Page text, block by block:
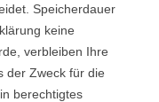
Speicherdauer
keine
verbleiben Ihre
der Zweck für die
berechtigtes